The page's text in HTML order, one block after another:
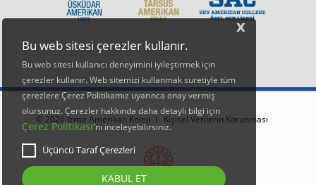
x
Bu web sitesi çerezler kullanır.
Bu web sitesi kullanıcı deneyimini iyileştirmek için
çerezler kullanır. Web sitemizi kullanmak suretiyle tüm
çerezlere Çerez Politikamız uyarınca onay vermiş
olursunuz. Çerezler hakkında daha detaylı bilgi için
Çerez Politikası'nı inceleyebilirsiniz.
Üçüncü Taraf Çerezleri
KABUL ET
© 2026 İzmir Amerikan Koleji | Kişisel Verilerin Korunması